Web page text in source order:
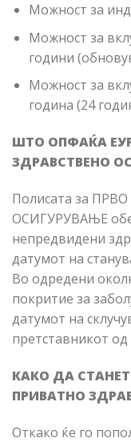
Можност за
Можност за
години
Можност за
година (24
ШТО ОПФАЌА
ЗДРАВСТВЕНО
Полисата за
ОСИГУРУВАЊЕ
непредвидени
датумот на
Во одредени
покритие за
датумот на
претставникот
КАКО ДА
ПРИВАТНО
Откако ќе го